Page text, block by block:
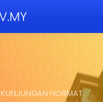
KUNJUNGAN HORMAT